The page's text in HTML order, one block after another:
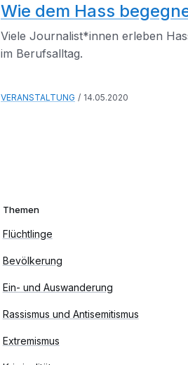
Wie dem Hass
Viele Journalist*innen erleben
im Berufsalltag.
VERANSTALTUNG 14.05.2020
Themen
Flüchtlinge
Bevölkerung
Ein- und Auswanderung
Rassismus und Antisemitismus
Extremismus